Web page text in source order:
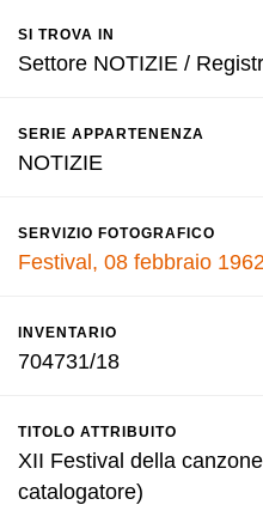
SI TROVA IN
Settore NOTIZIE /
SERIE APPARTENENZA
NOTIZIE
SERVIZIO FOTOGRAFICO
Festival, 08 febbraio
INVENTARIO
704731/18
TITOLO ATTRIBUITO
XII Festival della
catalogatore)